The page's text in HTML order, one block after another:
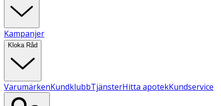
Kampanjer
Kloka Råd
VarumärkenKundklubbTjänsterHitta apotekKundservice